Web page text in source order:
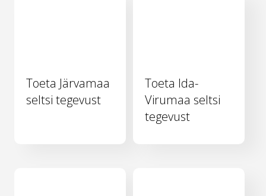
Toeta Järvamaa
seltsi tegevust
Toeta Ida-
Virumaa seltsi
tegevust